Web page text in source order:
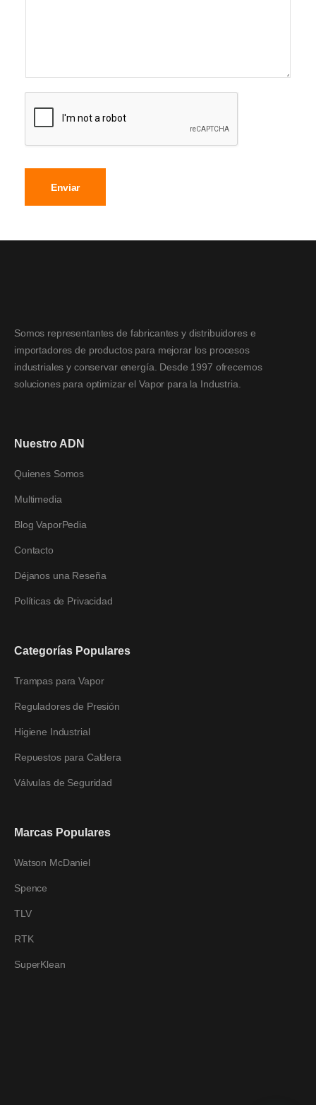
Enviar
Somos representantes de fabricantes y distribuidores e
importadores de productos para mejorar los procesos
industriales y conservar energía. Desde 1997 ofrecemos
soluciones para optimizar el Vapor para la Industria.
Nuestro ADN
Quienes Somos
Multimedia
Blog VaporPedia
Contacto
Déjanos una Reseña
Políticas de Privacidad
Categorías Populares
Trampas para Vapor
Reguladores de Presión
Higiene Industrial
Repuestos para Caldera
Válvulas de Seguridad
Marcas Populares
Watson McDaniel
Spence
TLV
RTK
SuperKlean